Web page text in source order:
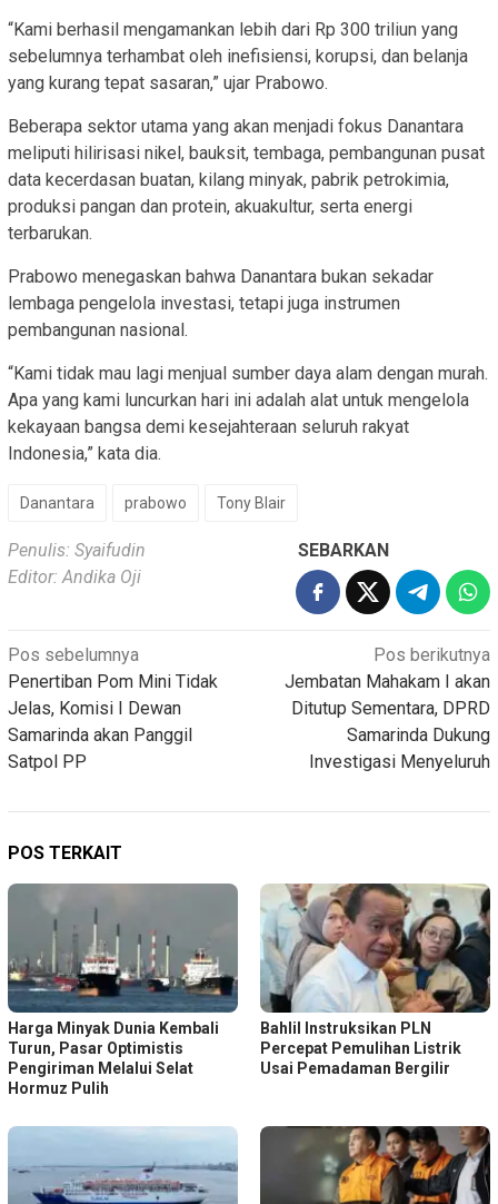
“Kami berhasil mengamankan lebih dari Rp 300 triliun yang
sebelumnya terhambat oleh inefisiensi, korupsi, dan belanja
yang kurang tepat sasaran,” ujar Prabowo.
Beberapa sektor utama yang akan menjadi fokus Danantara
meliputi hilirisasi nikel, bauksit, tembaga, pembangunan pusat
data kecerdasan buatan, kilang minyak, pabrik petrokimia,
produksi pangan dan protein, akuakultur, serta energi
terbarukan.
Prabowo menegaskan bahwa Danantara bukan sekadar
lembaga pengelola investasi, tetapi juga instrumen
pembangunan nasional.
“Kami tidak mau lagi menjual sumber daya alam dengan murah.
Apa yang kami luncurkan hari ini adalah alat untuk mengelola
kekayaan bangsa demi kesejahteraan seluruh rakyat
Indonesia,” kata dia.
Danantara prabowo Tony Blair
Penulis: Syaifudin
Editor: Andika Oji
SEBARKAN
Navigasi
pos
Pos sebelumnya
Penertiban Pom Mini Tidak
Jelas, Komisi I Dewan
Samarinda akan Panggil
Satpol PP
Pos berikutnya
Jembatan Mahakam I akan
Ditutup Sementara, DPRD
Samarinda Dukung
Investigasi Menyeluruh
POS TERKAIT
Harga Minyak Dunia Kembali
Turun, Pasar Optimistis
Pengiriman Melalui Selat
Hormuz Pulih
Bahlil Instruksikan PLN
Percepat Pemulihan Listrik
Usai Pemadaman Bergilir